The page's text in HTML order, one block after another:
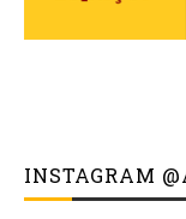
INSTAGRAM